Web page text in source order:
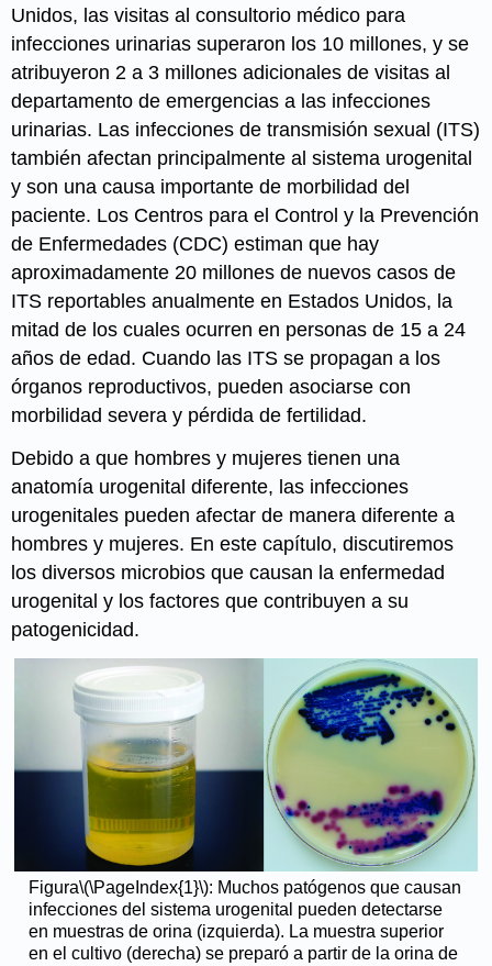
Unidos, las visitas al consultorio médico para
infecciones urinarias superaron los 10 millones, y se
atribuyeron 2 a 3 millones adicionales de visitas al
departamento de emergencias a las infecciones
urinarias. Las infecciones de transmisión sexual (ITS)
también afectan principalmente al sistema urogenital
y son una causa importante de morbilidad del
paciente. Los Centros para el Control y la Prevención
de Enfermedades (CDC) estiman que hay
aproximadamente 20 millones de nuevos casos de
ITS reportables anualmente en Estados Unidos, la
mitad de los cuales ocurren en personas de 15 a 24
años de edad. Cuando las ITS se propagan a los
órganos reproductivos, pueden asociarse con
morbilidad severa y pérdida de fertilidad.
Debido a que hombres y mujeres tienen una
anatomía urogenital diferente, las infecciones
urogenitales pueden afectar de manera diferente a
hombres y mujeres. En este capítulo, discutiremos
los diversos microbios que causan la enfermedad
urogenital y los factores que contribuyen a su
patogenicidad.
Figura\(\PageIndex{1}\): Muchos patógenos que causan
infecciones del sistema urogenital pueden detectarse
en muestras de orina (izquierda). La muestra superior
en el cultivo (derecha) se preparó a partir de la orina de